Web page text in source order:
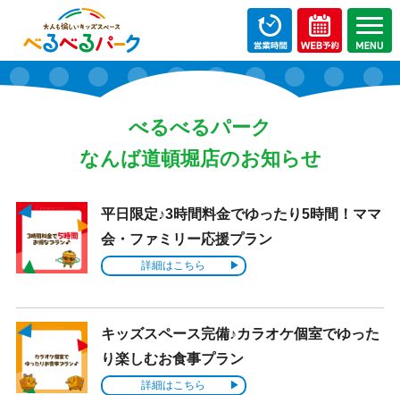
べるべるパーク
なんば道頓堀店のお知らせ
平日限定♪3時間料金でゆったり5時間！ママ
会・ファミリー応援プラン
詳細はこちら
キッズスペース完備♪カラオケ個室でゆった
り楽しむお食事プラン
詳細はこちら